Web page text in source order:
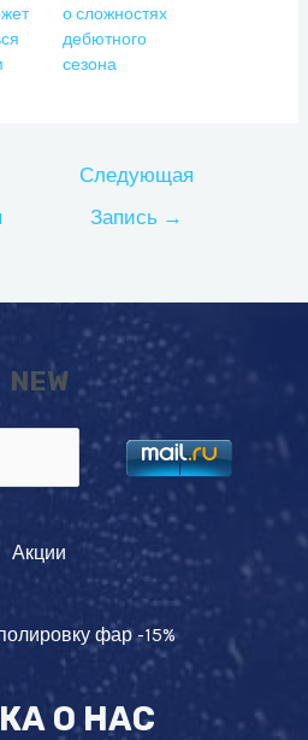
о сложностях
дебютного
сезона
Следующая
Запись →
NEW
Акции
фар -15%
О НАС